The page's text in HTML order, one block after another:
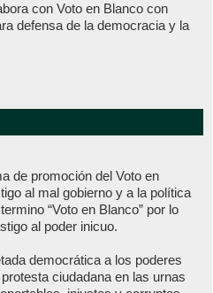
con Voto en Blanco con
defensa de la democracia y la
de promoción del Voto en
al mal gobierno y a la política
“Voto en Blanco” por lo
al poder inicuo.
democrática a los poderes
ciudadana en las urnas